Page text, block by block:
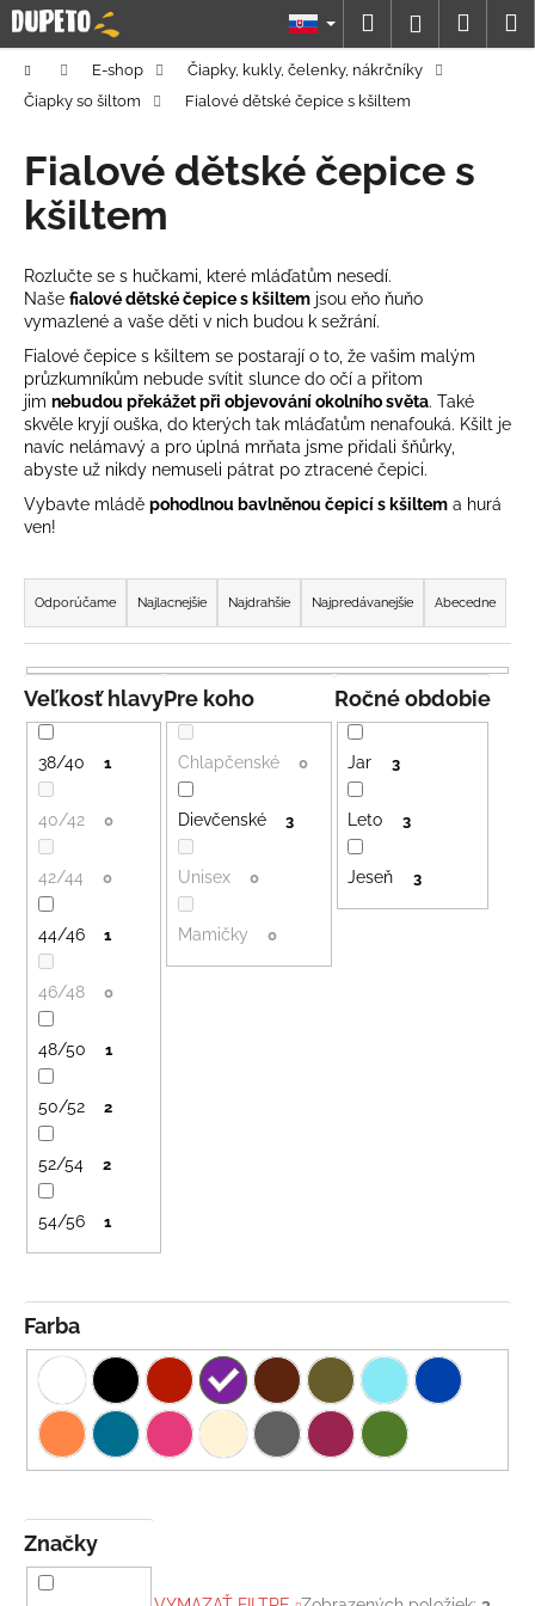
Prejsť
na
obsah
Hľadať
DomovE-shop
Čiapky, kukly, čelenky, nákrčníky
Čiapky so šiltom
Fialové dětské čepice s kšiltem
Fialové dětské čepice s
kšiltem
Rozlučte se s hučkami, které mláďatům nesedí.
Naše fialovédětské čepice s kšiltem jsou eňo ňuňo
vymazlené a vaše děti v nich budou k sežrání.
Fialové čepice s kšiltem se postarají o to, že vašim malým
průzkumníkům nebude svítit slunce do očí a přitom
jim nebudou překážet při objevování okolního světa. Také
skvěle kryjí ouška, do kterých tak mláďatům nenafouká. Kšilt je
navíc nelámavý a pro úplná mrňata jsme přidali šňůrky,
abyste už nikdy nemuseli pátrat po ztracené čepici.
Vybavte mládě pohodlnou bavlněnou čepicí s kšiltem a hurá
ven!
R
a
d
e
n
i
e
p
o
d
u
o
Odporúčame Najlacnejšie Najdrahšie Najpredávanejšie Abecedne
Značky
Farba
Pre koho
Chlapčenské 0
Dievčenské 3
Unisex 0
Mamičky 0
Ročné obdobie
Jar 3
Leto 3
Jeseň 3
Veľkosť hlavy
38/40 1
40/42 0
42/44 0
44/46 1
46/48 0
48/50 1
50/52 2
52/54 2
54/56 1
K
o
o
p
o
r
e
b
u
j
e
t
e
n
s
ť
?
HĽADAŤ
O
d
p
m
DETSKÝ
30
S
UŠKAMI
BIELY
€16